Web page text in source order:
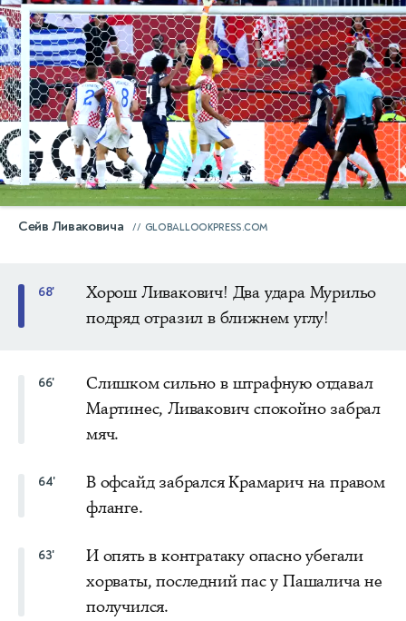
Сейв Ливаковича GLOBALLOOKPRESS.COM
68'
Хорош Ливакович! Два удара Мурильо
подряд отразил в ближнем углу!
66'
Слишком сильно в штрафную отдавал
Мартинес, Ливакович спокойно забрал
мяч.
64'
В офсайд забрался Крамарич на правом
фланге.
63'
И опять в контратаку опасно убегали
хорваты, последний пас у Пашалича не
получился.